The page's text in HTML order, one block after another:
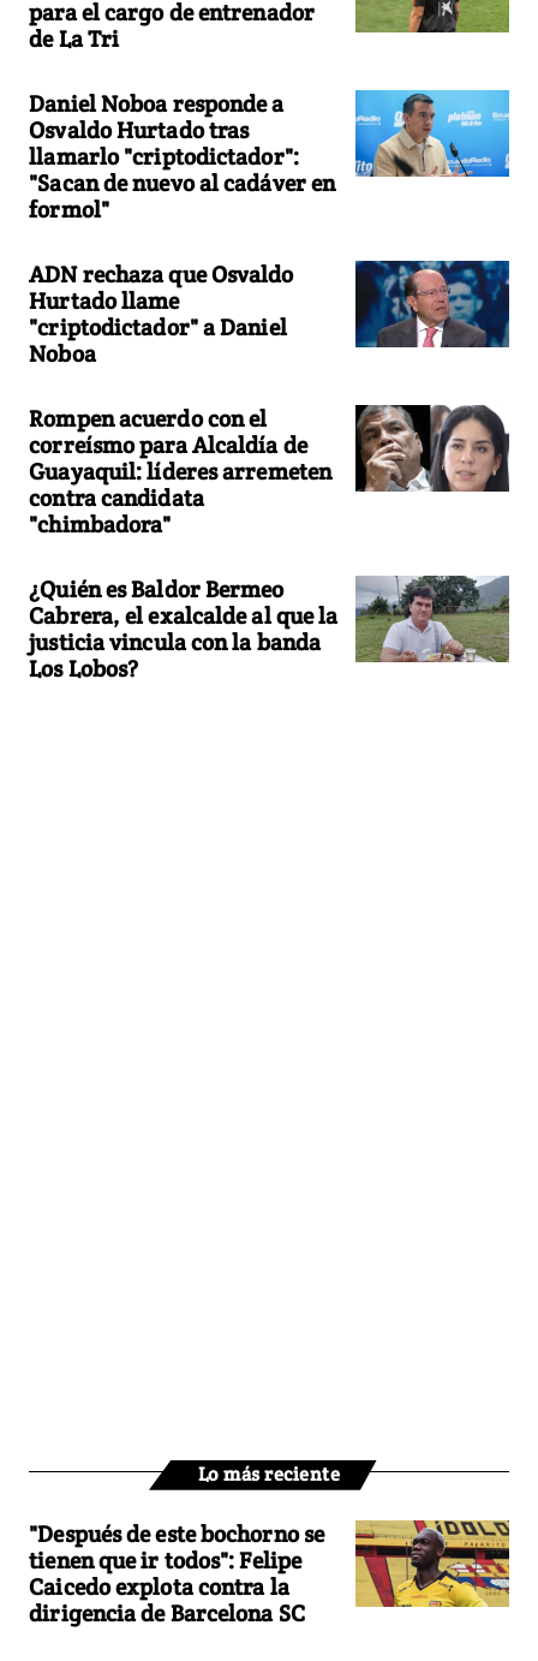
para el cargo de entrenador
de La Tri
Daniel Noboa responde a
Osvaldo Hurtado tras
llamarlo "criptodictador":
"Sacan de nuevo al cadáver en
formol"
ADN rechaza que Osvaldo
Hurtado llame
"criptodictador" a Daniel
Noboa
Rompen acuerdo con el
correísmo para Alcaldía de
Guayaquil: líderes arremeten
contra candidata
"chimbadora"
¿Quién es Baldor Bermeo
Cabrera, el exalcalde al que la
justicia vincula con la banda
Los Lobos?
Lo más reciente
"Después de este bochorno se
tienen que ir todos": Felipe
Caicedo explota contra la
dirigencia de Barcelona SC